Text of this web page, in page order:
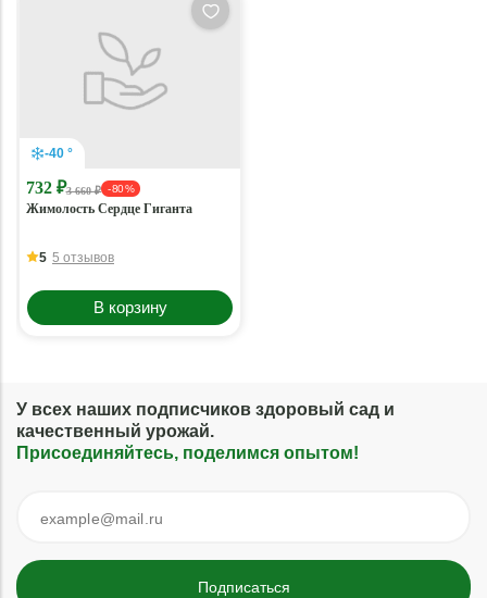
-40 °
732 ₽3 660 ₽ - 80 %
Жимолость Сердце Гиганта
5 5 отзывов
В корзину
У всех наших подписчиков здоровый сад и
качественный урожай.
Присоединяйтесь, поделимся опытом!